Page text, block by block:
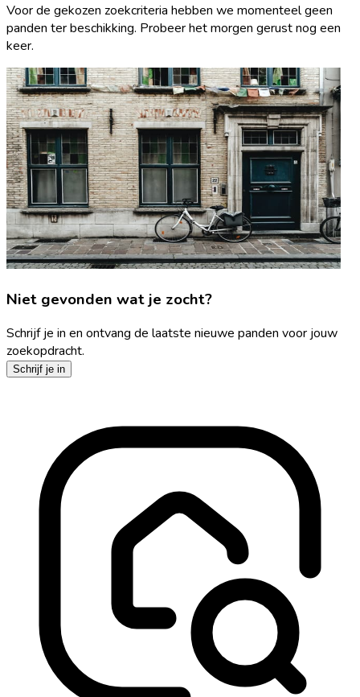
Voor de gekozen zoekcriteria hebben we momenteel geen
panden ter beschikking. Probeer het morgen gerust nog een
keer.
Niet gevonden wat je zocht?
Schrijf je in en ontvang de laatste nieuwe panden voor jouw
zoekopdracht.
Schrijf je in